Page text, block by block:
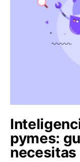
pymes:
necesitas